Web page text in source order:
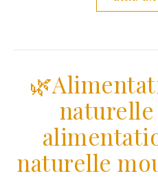
naturelle